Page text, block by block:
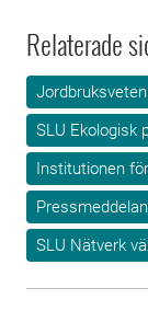
Relaterade
SLU Ekologisk
Institutionen
SLU Nätverk